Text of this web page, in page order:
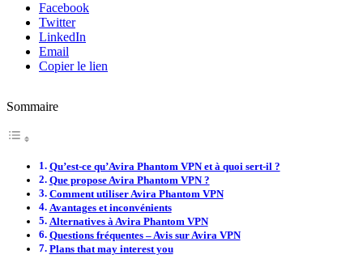
Facebook
Twitter
LinkedIn
Email
Copier le lien
Sommaire
Qu’est-ce qu’Avira Phantom VPN et à quoi sert-il ?
Que propose Avira Phantom VPN ?
Comment utiliser Avira Phantom VPN
Avantages et inconvénients
Alternatives à Avira Phantom VPN
Questions fréquentes – Avis sur Avira VPN
Plans that may interest you